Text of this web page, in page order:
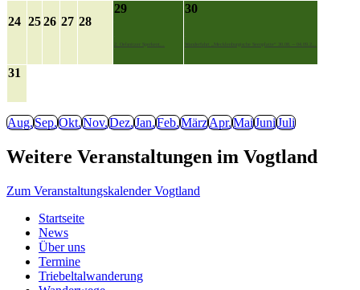
24 2526 27 28
29
2. Oelsnitzer Sperkent...
30
Wanderfahrt „Mecklenburgische Seenplatte“ 30.08. – 04.09.2...
31
Aug.Sep.Okt.Nov.Dez.Jan.Feb.MärzApr.MaiJuniJuli
Weitere Veranstaltungen im Vogtland
Zum Veranstaltungskalender Vogtland
Startseite
News
Über uns
Termine
Triebeltalwanderung